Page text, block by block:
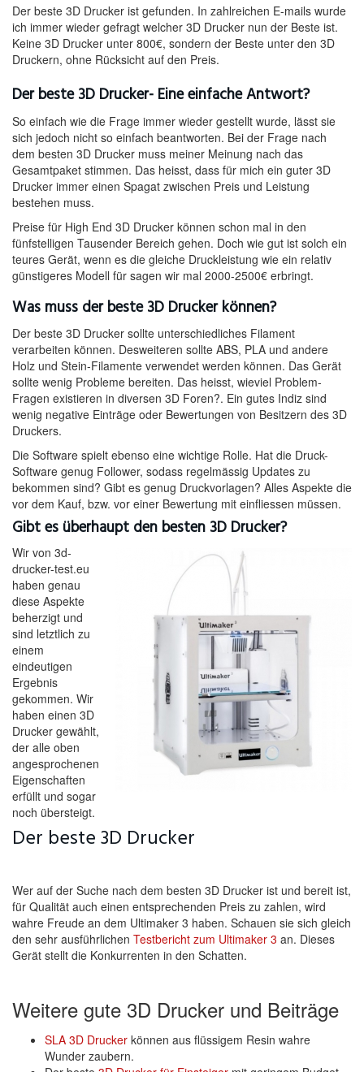
Der beste 3D Drucker ist gefunden. In zahlreichen E-mails wurde
ich immer wieder gefragt welcher 3D Drucker nun der Beste ist.
Keine 3D Drucker unter 800€, sondern der Beste unter den 3D
Druckern, ohne Rücksicht auf den Preis.
Der beste 3D Drucker- Eine einfache Antwort?
So einfach wie die Frage immer wieder gestellt wurde, lässt sie
sich jedoch nicht so einfach beantworten. Bei der Frage nach
dem besten 3D Drucker muss meiner Meinung nach das
Gesamtpaket stimmen. Das heisst, dass für mich ein guter 3D
Drucker immer einen Spagat zwischen Preis und Leistung
bestehen muss.
Preise für High End 3D Drucker können schon mal in den
fünfstelligen Tausender Bereich gehen. Doch wie gut ist solch ein
teures Gerät, wenn es die gleiche Druckleistung wie ein relativ
günstigeres Modell für sagen wir mal 2000-2500€ erbringt.
Was muss der beste 3D Drucker können?
Der beste 3D Drucker sollte unterschiedliches Filament
verarbeiten können. Desweiteren sollte ABS, PLA und andere
Holz und Stein-Filamente verwendet werden können. Das Gerät
sollte wenig Probleme bereiten. Das heisst, wieviel Problem-
Fragen existieren in diversen 3D Foren?. Ein gutes Indiz sind
wenig negative Einträge oder Bewertungen von Besitzern des 3D
Druckers.
Die Software spielt ebenso eine wichtige Rolle. Hat die Druck-
Software genug Follower, sodass regelmässig Updates zu
bekommen sind? Gibt es genug Druckvorlagen? Alles Aspekte die
vor dem Kauf, bzw. vor einer Bewertung mit einfliessen müssen.
Gibt es überhaupt den besten 3D Drucker?
Wir von 3d-
drucker-test.eu
haben genau
diese Aspekte
beherzigt und
sind letztlich zu
einem
eindeutigen
Ergebnis
gekommen. Wir
haben einen 3D
Drucker gewählt,
der alle oben
angesprochenen
Eigenschaften
erfüllt und sogar
noch übersteigt.
Der beste 3D Drucker
Wer auf der Suche nach dem besten 3D Drucker ist und bereit ist,
für Qualität auch einen entsprechenden Preis zu zahlen, wird
wahre Freude an dem Ultimaker 3 haben. Schauen sie sich gleich
den sehr ausführlichen Testbericht zum Ultimaker 3 an. Dieses
Gerät stellt die Konkurrenten in den Schatten.
Weitere gute 3D Drucker und Beiträge
SLA 3D Drucker können aus flüssigem Resin wahre
Wunder zaubern.